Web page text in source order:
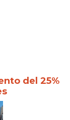
del 25%